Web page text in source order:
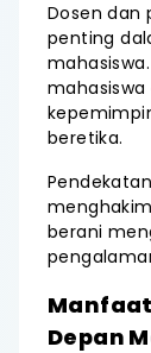
Dosen dan
penting
beretika.
berani
Depan